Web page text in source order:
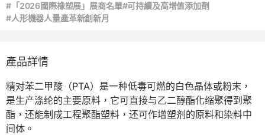
#「2026國際橡塑展」展商名單#可持續及高增值添加劑
#人形機器人量產革新創新月
產品詳情
精对苯二甲酸（PTA）是一种低毒可燃的白色晶体或粉末，
是生产涤纶的主要原料，它可直接与乙二醇酯化缩聚得到聚
酯，还能制成工程聚酯塑料，还可作增塑剂的原料和染料中
间体。